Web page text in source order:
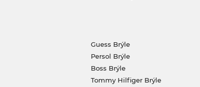
Guess Brýle
Persol Brýle
Boss Brýle
Tommy Hilfiger Brýle